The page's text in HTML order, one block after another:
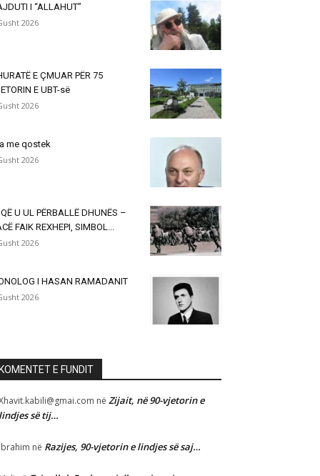
I “ALLAHUT”
2026
E ÇMUAR PËR 75
E UBT-së
2026
me qostek
2026
U UL PËRBALLË DHUNËS –
FAIK REXHEPI, SIMBOL...
2026
I HASAN RAMADANIT
2026
KOMENTET E FUNDIT
në Zijait, në 90-vjetorin e
lindjes së tij…
Ibrahim në Razijes, 90-vjetorin e lindjes së saj…